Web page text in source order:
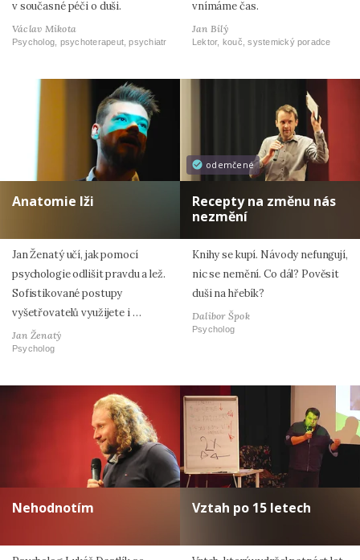
v současné péči o duši.
Václav Mikota
Psycholog, psychoterapeut, psychiatr
vnímáme čas.
Jan Bílý
Lektor, kouč, systemický poradce
Anatomie lži
Jan Ženatý učí, jak pomocí
psychologie odlišit pravdu a lež.
Sofistikované postupy
vyšetřovatelů využijete i …
Jan Ženatý
Psycholog
odemčené
Recepty na změnu nás
nezmění
Knihy se kupí. Návody nefungují,
nic se nemění. Co dál? Pověsit
duši na hřebík?
Dalibor Špok
Psycholog
Nehodnotím Vztah po 15 letech